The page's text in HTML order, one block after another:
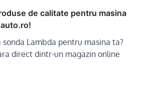
de calitate pentru masina
Lambda pentru masina ta?
direct dintr-un magazin online